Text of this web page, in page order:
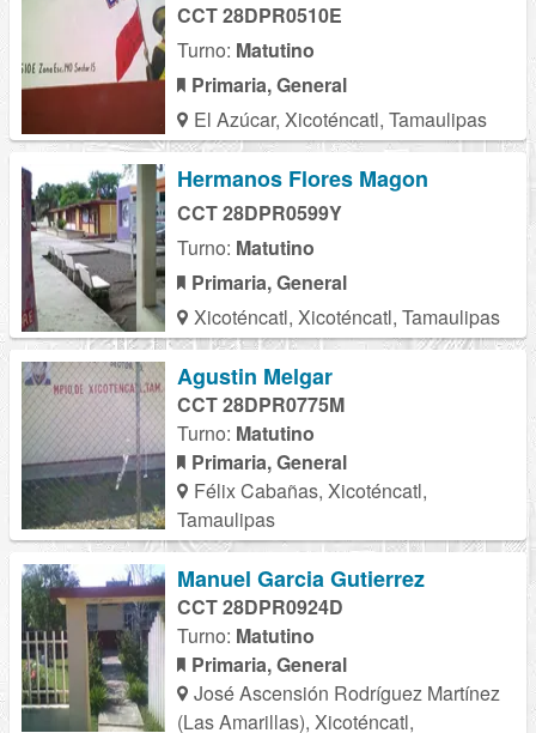
CCT 28DPR0510E
Turno: Matutino
Primaria, General
El Azúcar, Xicoténcatl, Tamaulipas
Hermanos Flores Magon
CCT 28DPR0599Y
Turno: Matutino
Primaria, General
Xicoténcatl, Xicoténcatl, Tamaulipas
Agustin Melgar
CCT 28DPR0775M
Turno: Matutino
Primaria, General
Félix Cabañas, Xicoténcatl,
Tamaulipas
Manuel Garcia Gutierrez
CCT 28DPR0924D
Turno: Matutino
Primaria, General
José Ascensión Rodríguez Martínez
(Las Amarillas), Xicoténcatl,